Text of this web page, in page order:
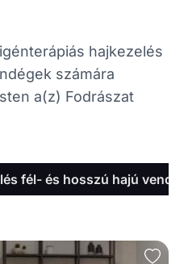
hajkezelés
számára
a(z) Fodrászat
fél- és hosszú hajú